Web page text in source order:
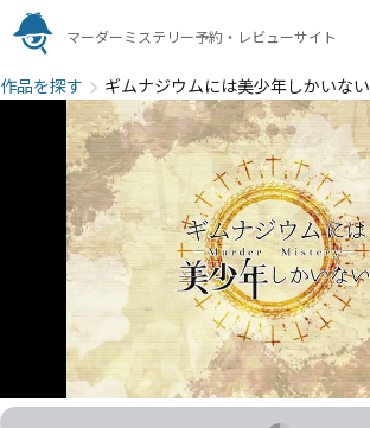
マーダーミステリー予約・レビューサイト
作品を探す ギムナジウムには美少年しかいない